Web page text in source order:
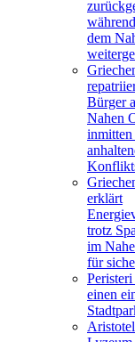
dem
Bürger
Nahen
inmitten
erklärt
trotz
im
für
einen